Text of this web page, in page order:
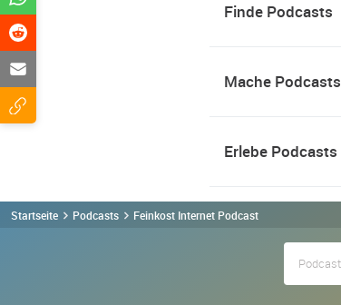
Finde Podcasts
Mache Podcasts
Erlebe Podcasts
Startseite Podcasts Feinkost Internet Podcast